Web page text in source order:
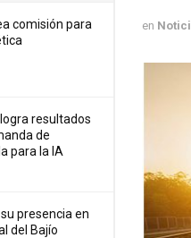
comisión para
resultados
de
para la IA
presencia en
del Bajío
en